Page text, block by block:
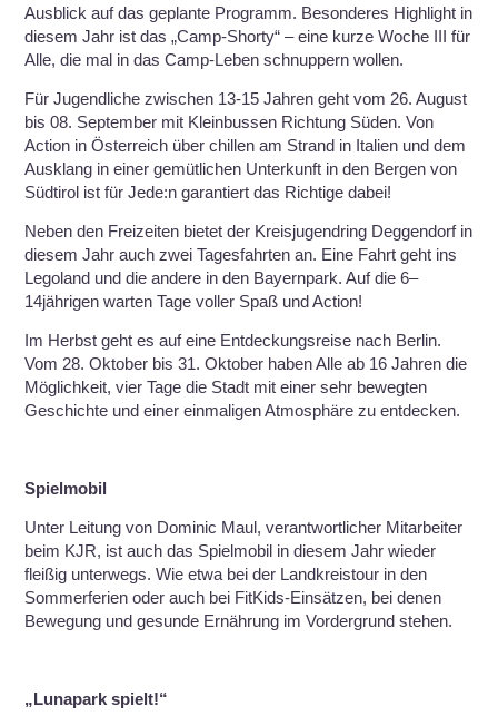
Ausblick auf das geplante Programm. Besonderes Highlight in
diesem Jahr ist das „Camp-Shorty“ – eine kurze Woche III für
Alle, die mal in das Camp-Leben schnuppern wollen.
Für Jugendliche zwischen 13-15 Jahren geht vom 26. August
bis 08. September mit Kleinbussen Richtung Süden. Von
Action in Österreich über chillen am Strand in Italien und dem
Ausklang in einer gemütlichen Unterkunft in den Bergen von
Südtirol ist für Jede:n garantiert das Richtige dabei!
Neben den Freizeiten bietet der Kreisjugendring Deggendorf in
diesem Jahr auch zwei Tagesfahrten an. Eine Fahrt geht ins
Legoland und die andere in den Bayernpark. Auf die 6–
14jährigen warten Tage voller Spaß und Action!
Im Herbst geht es auf eine Entdeckungsreise nach Berlin.
Vom 28. Oktober bis 31. Oktober haben Alle ab 16 Jahren die
Möglichkeit, vier Tage die Stadt mit einer sehr bewegten
Geschichte und einer einmaligen Atmosphäre zu entdecken.
Spielmobil
Unter Leitung von Dominic Maul, verantwortlicher Mitarbeiter
beim KJR, ist auch das Spielmobil in diesem Jahr wieder
fleißig unterwegs. Wie etwa bei der Landkreistour in den
Sommerferien oder auch bei FitKids-Einsätzen, bei denen
Bewegung und gesunde Ernährung im Vordergrund stehen.
„Lunapark spielt!“